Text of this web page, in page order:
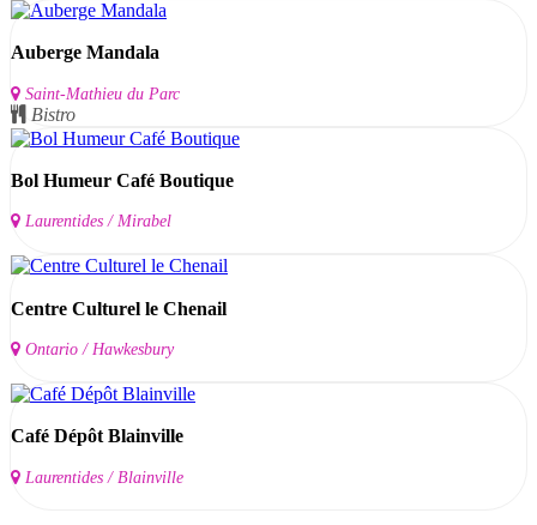
Auberge Mandala
Saint-Mathieu du Parc
Bistro
Bol Humeur Café Boutique
Laurentides / Mirabel
Centre Culturel le Chenail
Ontario / Hawkesbury
Café Dépôt Blainville
Laurentides / Blainville